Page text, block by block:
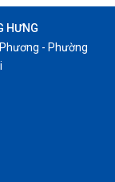
HƯNG
- Phường